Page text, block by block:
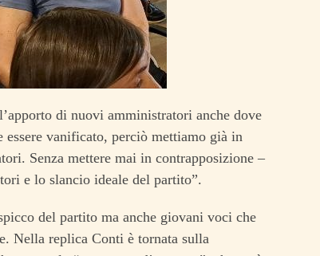
di nuovi amministratori anche dove
essere vanificato, perciò mettiamo già in
Senza mettere mai in contrapposizione –
e lo slancio ideale del partito”.
del partito ma anche giovani voci che
Nella replica Conti è tornata sulla